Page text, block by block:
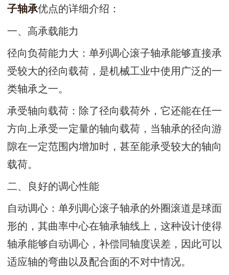
子轴承优点的详细介绍：
一、高承载能力
径向负荷能力大：单列调心滚子轴承能够直接承
受较大的径向载荷，是机械工业中使用广泛的一
类轴承之一。
承受轴向载荷：除了径向载荷外，它还能在任一
方向上承受一定量的轴向载荷，当轴承的径向游
隙在一定范围内增加时，甚至能承受较大的轴向
载荷。
二、良好的调心性能
自动调心：单列调心滚子轴承的外圈滚道是球面
形的，其曲率中心在轴承轴线上，这种设计使得
轴承能够自动调心，补偿同轴度误差，因此可以
适应轴的弯曲以及配合面的不对中情况。